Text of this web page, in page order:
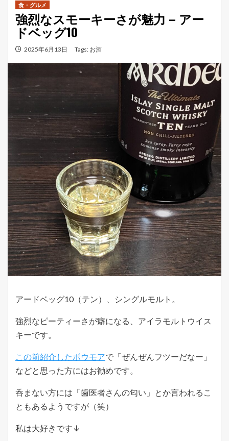
食・グルメ
強烈なスモーキーさが魅力 – アー
ドベッグ10
2025年6月13日 Tags: お酒
アードベッグ10（テン）、シングルモルト。
強烈なピーティーさが癖になる、アイラモルトウイス
キーです。
この前紹介したボウモアで「ぜんぜんフツーだなー」
などと思った方にはお勧めです。
呑まない方には「歯医者さんの匂い」とか言われるこ
ともあるようですが（笑）
私は大好きです↓